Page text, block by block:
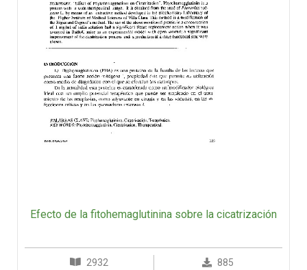
Efecto de la fitohemaglutinina sobre la cicatrización
2932 885